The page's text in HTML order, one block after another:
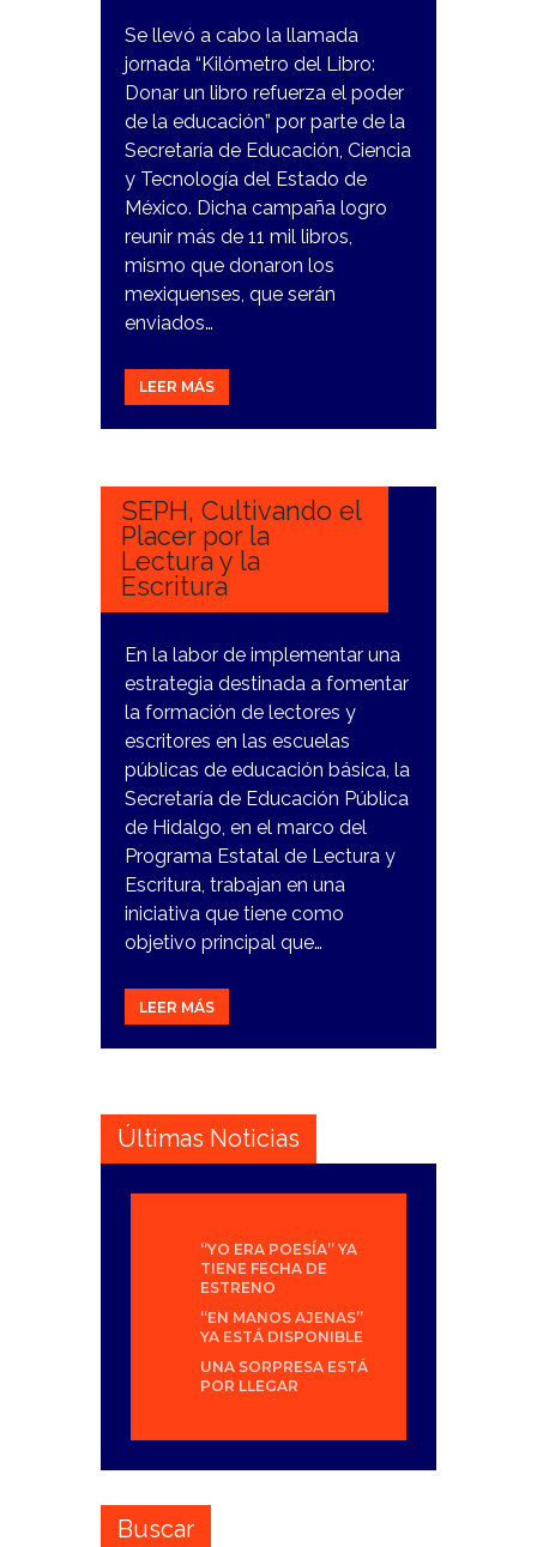
Se llevó a cabo la llamada
jornada “Kilómetro del Libro:
Donar un libro refuerza el poder
de la educación” por parte de la
Secretaría de Educación, Ciencia
y Tecnología del Estado de
México. Dicha campaña logro
reunir más de 11 mil libros,
mismo que donaron los
mexiquenses, que serán
enviados…
LEER MÁS
9
SEPH, Cultivando el
Placer por la
Lectura y la
Escritura
En la labor de implementar una
estrategia destinada a fomentar
la formación de lectores y
escritores en las escuelas
públicas de educación básica, la
Secretaría de Educación Pública
de Hidalgo, en el marco del
Programa Estatal de Lectura y
Escritura, trabajan en una
iniciativa que tiene como
objetivo principal que…
LEER MÁS
Últimas Noticias
“YO ERA POESÍA” YA
TIENE FECHA DE
ESTRENO
“EN MANOS AJENAS”
YA ESTÁ DISPONIBLE
UNA SORPRESA ESTÁ
POR LLEGAR
Buscar